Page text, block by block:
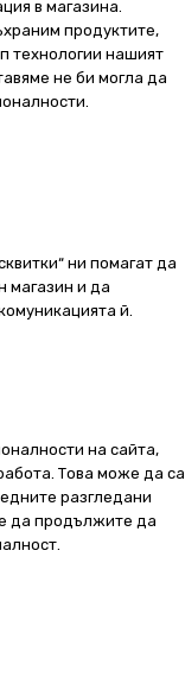
в магазина.
продуктите,
технологии нашият
не би могла да
ни помагат да
магазин и да
й.
на сайта,
Това може да са
разгледани
да продължите да